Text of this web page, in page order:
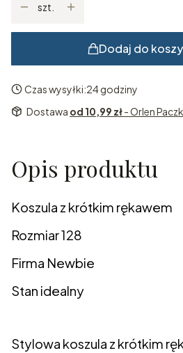
szt.
Dodaj do
Czas wysyłki:24 godziny
Dostawa od 10,99 zł- Orlen
Opis produktu
Koszula z krótkim rękawem
Rozmiar 128
Firma Newbie
Stan idealny
Stylowa koszula z krótkim